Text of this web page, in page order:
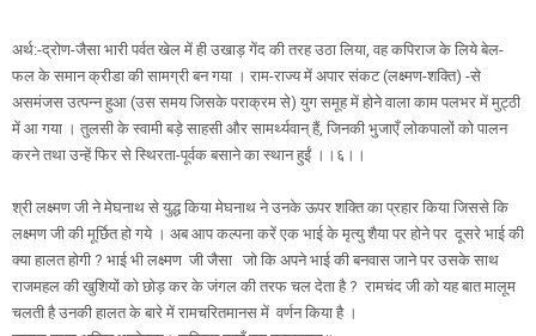
अर्थ:-द्रोण-जैसा भारी पर्वत खेल में ही उखाड़ गेंद की तरह उठा लिया, वह कपिराज के लिये बेल-
फल के समान क्रीडा की सामग्री बन गया । राम-राज्य में अपार संकट (लक्ष्मण-शक्ति) -से
असमंजस उत्पन्न हुआ (उस समय जिसके पराक्रम से) युग समूह में होने वाला काम पलभर में मुट्ठी
में आ गया । तुलसी के स्वामी बड़े साहसी और सामर्थ्यवान् हैं, जिनकी भुजाएँ लोकपालों को पालन
करने तथा उन्हें फिर से स्थिरता-पूर्वक बसाने का स्थान हुईं ।।६।।
श्री लक्ष्मण जी ने मेघनाथ से युद्ध किया मेघनाथ ने उनके ऊपर शक्ति का प्रहार किया जिससे कि
लक्ष्मण जी की मूर्छित हो गये । अब आप कल्पना करें एक भाई के मृत्यु शैया पर होने पर दूसरे भाई की
क्या हालत होगी ? भाई भी लक्ष्मण जी जैसा जो कि अपने भाई की बनवास जाने पर उसके साथ
राजमहल की खुशियों को छोड़ कर के जंगल की तरफ चल देता है ? रामचंद जी को यह बात मालूम
चलती है उनकी हालत के बारे में रामचरितमानस में वर्णन किया है ।